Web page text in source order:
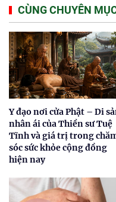
CÙNG CHUYÊN
Y đạo nơi cửa Phật – Di
nhân ái của Thiền sư Tuệ
Tĩnh và giá trị trong
sóc sức khỏe cộng đồng
hiện nay